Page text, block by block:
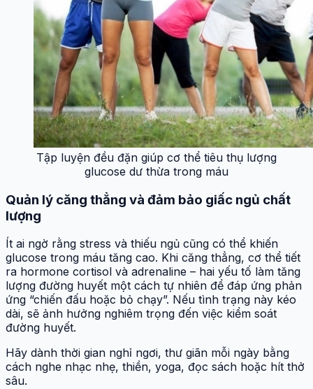
Tập luyện đều đặn giúp cơ thể tiêu thụ lượng
glucose dư thừa trong máu
Quản lý căng thẳng và đảm bảo giấc ngủ chất
lượng
Ít ai ngờ rằng stress và thiếu ngủ cũng có thể khiến
glucose trong máu tăng cao. Khi căng thẳng, cơ thể tiết
ra hormone cortisol và adrenaline – hai yếu tố làm tăng
lượng đường huyết một cách tự nhiên để đáp ứng phản
ứng “chiến đấu hoặc bỏ chạy”. Nếu tình trạng này kéo
dài, sẽ ảnh hưởng nghiêm trọng đến việc kiểm soát
đường huyết.
Hãy dành thời gian nghỉ ngơi, thư giãn mỗi ngày bằng
cách nghe nhạc nhẹ, thiền, yoga, đọc sách hoặc hít thở
sâu.